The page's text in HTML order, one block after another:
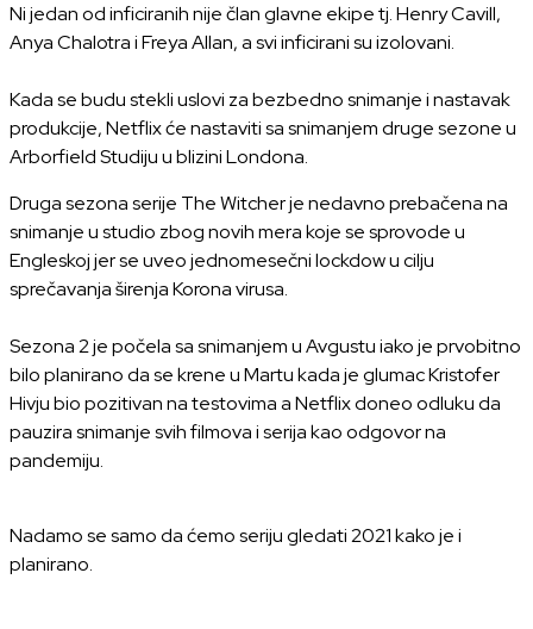
Ni jedan od inficiranih nije član glavne ekipe tj. Henry Cavill,
Anya Chalotra i Freya Allan, a svi inficirani su izolovani.
Kada se budu stekli uslovi za bezbedno snimanje i nastavak
produkcije, Netflix će nastaviti sa snimanjem druge sezone u
Arborfield Studiju u blizini Londona.
Druga sezona serije The Witcher je nedavno prebačena na
snimanje u studio zbog novih mera koje se sprovode u
Engleskoj jer se uveo jednomesečni lockdow u cilju
sprečavanja širenja Korona virusa.
Sezona 2 je počela sa snimanjem u Avgustu iako je prvobitno
bilo planirano da se krene u Martu kada je glumac Kristofer
Hivju bio pozitivan na testovima a Netflix doneo odluku da
pauzira snimanje svih filmova i serija kao odgovor na
pandemiju.
Nadamo se samo da ćemo seriju gledati 2021 kako je i
planirano.